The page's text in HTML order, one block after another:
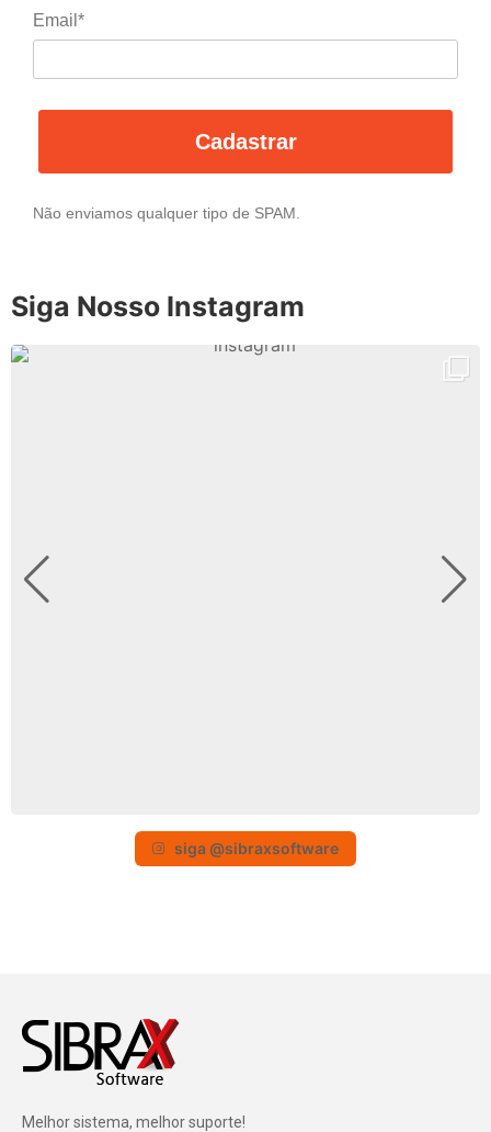
Email*
Cadastrar
Não enviamos qualquer tipo de SPAM.
Siga Nosso Instagram
siga @sibraxsoftware
Melhor sistema, melhor suporte!